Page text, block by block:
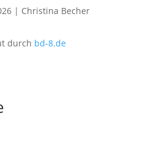
| Christina Becher
durch bd-8.de